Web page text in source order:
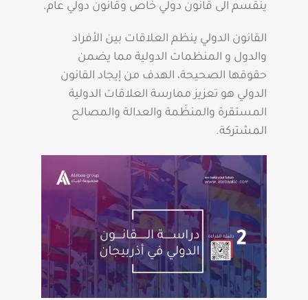
ينقسم الى قانون دولي خاص وقانون دولي عام.
القانون الدولي ينظم العلاقات بين الأفراد
والدول و المنظمات الدولية مما يضمن
حقوقها الصحيحة، الهدف من إيجاد القانون
الدولي هو تعزيز ممارسة العلاقات الدولية
المستقرة والمنظَمة والعدالة والمصالح
المشتركة.